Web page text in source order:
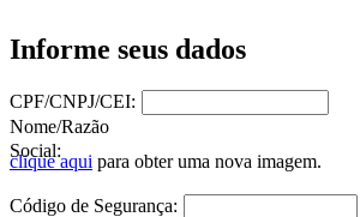
Informe seus dados
CPF/CNPJ/CEI:
Nome/Razão
Social:
clique aqui para obter uma nova imagem.
Código de Segurança: